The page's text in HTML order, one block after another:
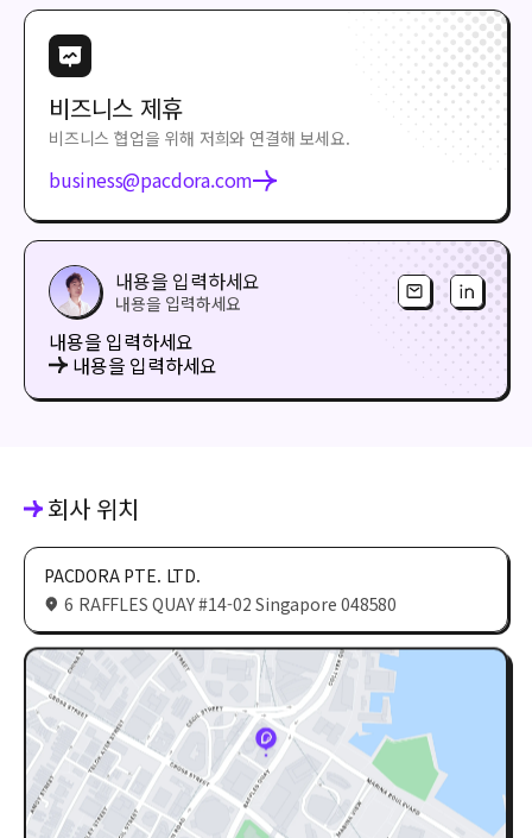
비즈니스 제휴
비즈니스 협업을 위해 저희와 연결해 보세요.
business@pacdora.com
내용을 입력하세요
내용을 입력하세요
내용을 입력하세요
내용을 입력하세요
회사 위치
PACDORA PTE. LTD.
6 RAFFLES QUAY #14-02 Singapore 048580